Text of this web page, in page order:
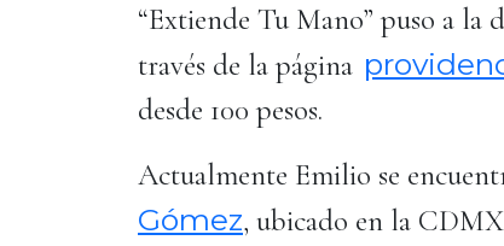
“Extiende Tu Mano” puso a la
través de la página
desde 100 pesos.
Actualmente Emilio se
Gómez, ubicado en la